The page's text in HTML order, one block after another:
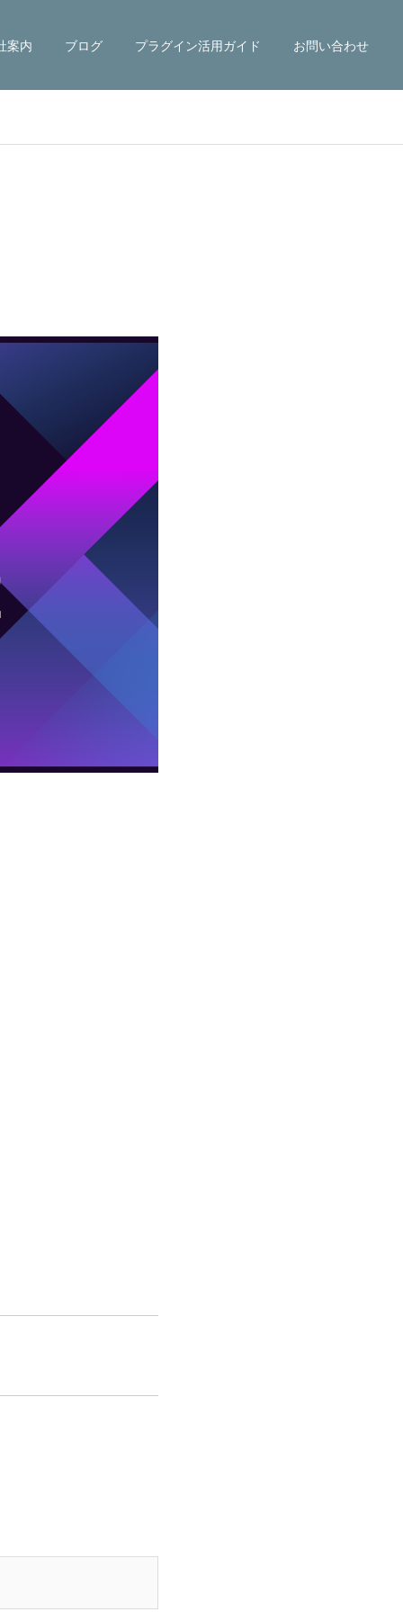
案内 ブログ プラグイン活用ガイド お問い合わせ